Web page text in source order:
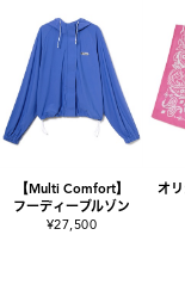
【Multi Comfort】
フーディーブルゾン
¥27,500
オ